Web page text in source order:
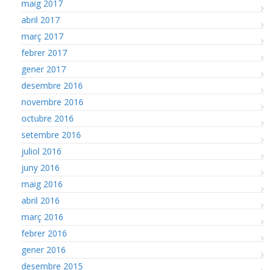
maig 2017
abril 2017
març 2017
febrer 2017
gener 2017
desembre 2016
novembre 2016
octubre 2016
setembre 2016
juliol 2016
juny 2016
maig 2016
abril 2016
març 2016
febrer 2016
gener 2016
desembre 2015